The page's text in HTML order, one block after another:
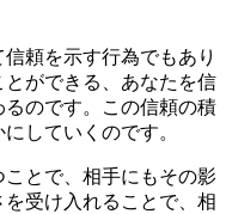
頼を示す行為でもあり
ができる、あなたを信
のです。この信頼の積
していくのです。
とで、相手にもその影
受け入れることで、相